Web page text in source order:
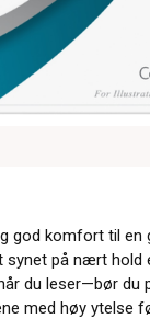
god komfort til en
synet på nært hold
du leser—bør du
med høy ytelse